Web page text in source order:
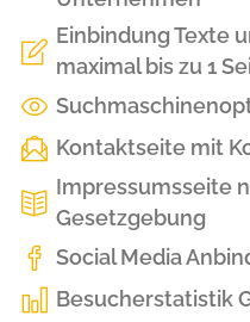
Einbindung Texte
maximal bis zu 1
Kontaktseite mit
Impressumsseite
Gesetzgebung
Social Media
Besucherstatistik